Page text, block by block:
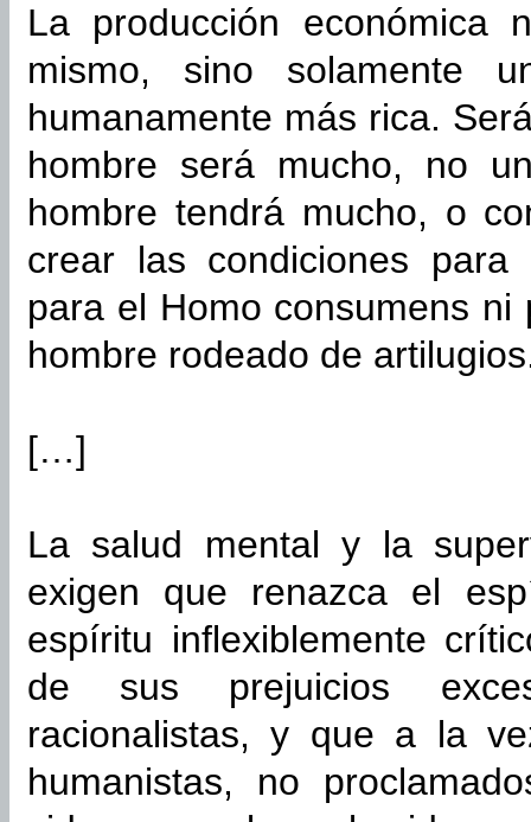
La producción
mismo, sino solamente
humanamente más rica.
hombre será mucho, no
hombre tendrá mucho, o
crear las condiciones
para el Homo consumens
hombre rodeado de
[…]
La salud mental y la
exigen que renazca el
espíritu inflexiblemente
de sus prejuicios
racionalistas, y que a la
humanistas, no